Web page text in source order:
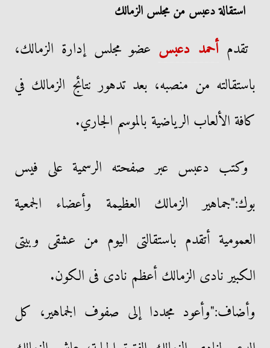
استقالة دعبس من مجلس الزمالك
تقدمأحمد دعبس عضو مجلس إدارة الزمالك،
باستقالته من منصبه، بعد تدهور نتائج الزمالك في
كافة الألعاب الرياضية بالموسم الجاري.
وكتب دعبس عبر صفحته الرسمية على فيس
بوك:"جماهير الزمالك العظيمة وأعضاء الجمعية
العمومية أتقدم باستقالتى اليوم من عشقى وبيتى
الكبير نادى الزمالك أعظم نادى فى الكون.
وأضاف:"وأعود مجددا إلى صفوف الجماهير، كل